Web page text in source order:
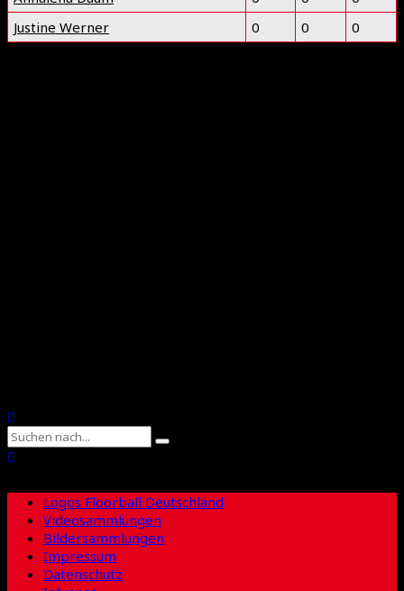
Justine Werner
0 0 0
Logos Floorball Deutschland
Videosammlungen
Bildersammlungen
Impressum
Datenschutz